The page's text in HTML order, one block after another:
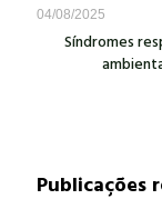
04/08/2025
Síndromes
Publicações